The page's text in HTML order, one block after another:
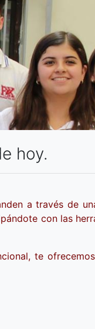
hoy.
a través de
con las
te